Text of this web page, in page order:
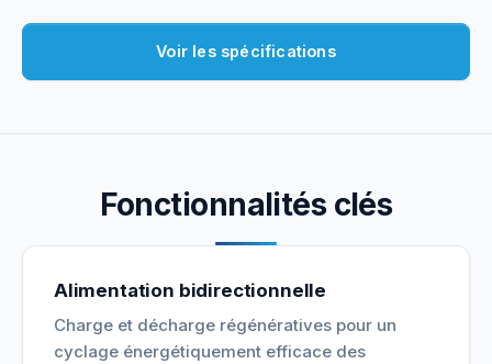
Voir les spécifications
Fonctionnalités clés
Alimentation bidirectionnelle
Charge et décharge régénératives pour un
cyclage énergétiquement efficace des